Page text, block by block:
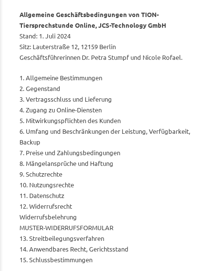
Allgemeine Geschäftsbedingungen von TION-
Tiersprechstunde Online, JCS-Technology GmbH
Stand: 1. Juli 2024
Sitz: Lauterstraße 12, 12159 Berlin
Geschäftsführerinnen Dr. Petra Stumpf und Nicole Rofael.
1. Allgemeine Bestimmungen
2. Gegenstand
3. Vertragsschluss und Lieferung
4. Zugang zu Online-Diensten
5. Mitwirkungspflichten des Kunden
6. Umfang und Beschränkungen der Leistung, Verfügbarkeit,
Backup
7. Preise und Zahlungsbedingungen
8. Mängelansprüche und Haftung
9. Schutzrechte
10. Nutzungsrechte
11. Datenschutz
12. Widerrufsrecht
Widerrufsbelehrung
MUSTER-WIDERRUFSFORMULAR
13. Streitbeilegungsverfahren
14. Anwendbares Recht, Gerichtsstand
15. Schlussbestimmungen